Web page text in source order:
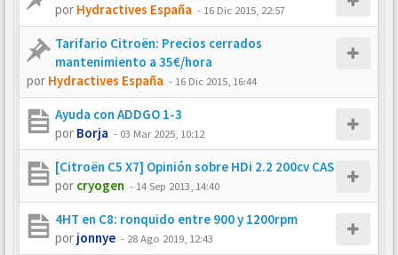
por Hydractives España - 16 Dic 2015, 22:57
Tarifario Citroën: Precios cerrados
mantenimiento a 35€/hora
por Hydractives España - 16 Dic 2015, 16:44
Ayuda con ADDGO 1-3
por Borja - 03 Mar 2025, 10:12
[Citroën C5 X7] Opinión sobre HDi 2.2 200cv CAS
por cryogen - 14 Sep 2013, 14:40
4HT en C8: ronquido entre 900 y 1200rpm
por jonnye - 28 Ago 2019, 12:43